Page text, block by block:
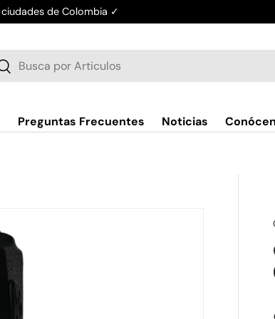
de Colombia ✓
Preguntas Frecuentes Noticias